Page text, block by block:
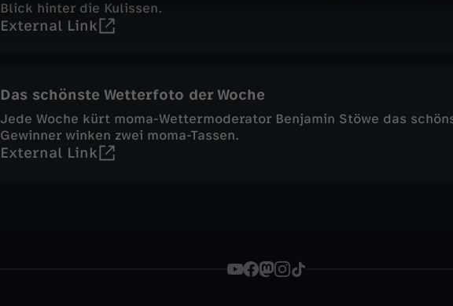
Blick hinter die Kulissen.
External Link
Das schönste Wetterfoto der Woche
Jede Woche kürt moma-Wettermoderator Benjamin Stöwe das
Gewinner winken zwei moma-Tassen.
External Link